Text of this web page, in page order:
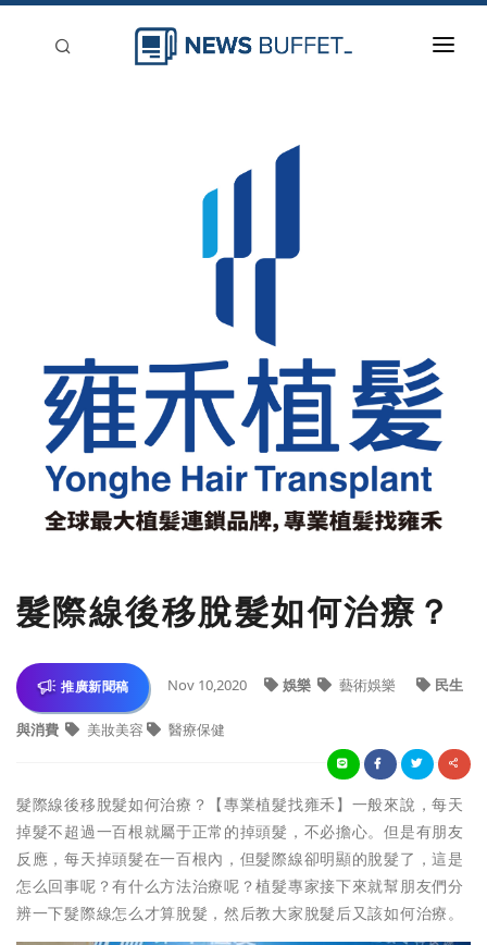
髮際線後移脫髮如何治療？
推廣新聞稿 Nov 10,2020 娛樂 藝術娛樂 民生
與消費 美妝美容 醫療保健
髮際線後移脫髮如何治療？【專業植髮找雍禾】一般來說，每天
掉髮不超過一百根就屬于正常的掉頭髮，不必擔心。但是有朋友
反應，每天掉頭髮在一百根內，但髮際線卻明顯的脫髮了，這是
怎么回事呢？有什么方法治療呢？植髮專家接下來就幫朋友們分
辨一下髮際線怎么才算脫髮，然后教大家脫髮后又該如何治療。